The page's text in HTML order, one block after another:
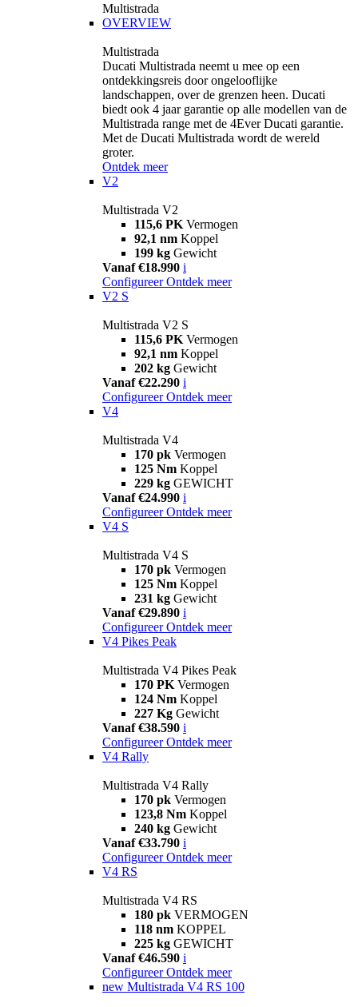
Multistrada
OVERVIEW
Multistrada
Ducati Multistrada neemt u mee op een
ontdekkingsreis door ongelooflijke
landschappen, over de grenzen heen. Ducati
biedt ook 4 jaar garantie op alle modellen van de
Multistrada range met de 4Ever Ducati garantie.
Met de Ducati Multistrada wordt de wereld
groter.
Ontdek meer
V2
Multistrada V2
115,6 PK Vermogen
92,1 nm Koppel
199 kg Gewicht
Vanaf €18.990 i
Configureer Ontdek meer
V2 S
Multistrada V2 S
115,6 PK Vermogen
92,1 nm Koppel
202 kg Gewicht
Vanaf €22.290 i
Configureer Ontdek meer
V4
Multistrada V4
170 pk Vermogen
125 Nm Koppel
229 kg GEWICHT
Vanaf €24.990 i
Configureer Ontdek meer
V4 S
Multistrada V4 S
170 pk Vermogen
125 Nm Koppel
231 kg Gewicht
Vanaf €29.890 i
Configureer Ontdek meer
V4 Pikes Peak
Multistrada V4 Pikes Peak
170 PK Vermogen
124 Nm Koppel
227 Kg Gewicht
Vanaf €38.590 i
Configureer Ontdek meer
V4 Rally
Multistrada V4 Rally
170 pk Vermogen
123,8 Nm Koppel
240 kg Gewicht
Vanaf €33.790 i
Configureer Ontdek meer
V4 RS
Multistrada V4 RS
180 pk VERMOGEN
118 nm KOPPEL
225 kg GEWICHT
Vanaf €46.590 i
Configureer Ontdek meer
new Multistrada V4 RS 100